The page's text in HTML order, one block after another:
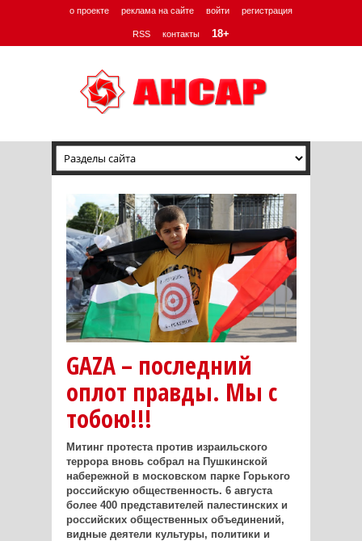
о проекте реклама на сайте войти регистрация
RSS контакты 18+
GAZA – последний
оплот правды. Мы с
тобою!!!
Митинг протеста против израильского
террора вновь собрал на Пушкинской
набережной в московском парке Горького
российскую общественность. 6 августа
более 400 представителей палестинских и
российских общественных объединений,
видные деятели культуры, политики и